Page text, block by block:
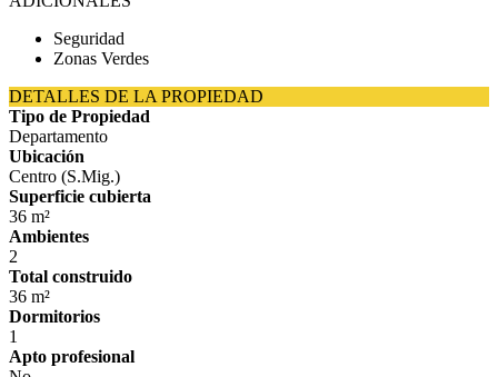
Seguridad
Zonas Verdes
DETALLES DE LA PROPIEDAD
Tipo de Propiedad
Departamento
Ubicación
Centro (S.Mig.)
Superficie cubierta
36 m²
Ambientes
2
Total construido
36 m²
Dormitorios
1
Apto profesional